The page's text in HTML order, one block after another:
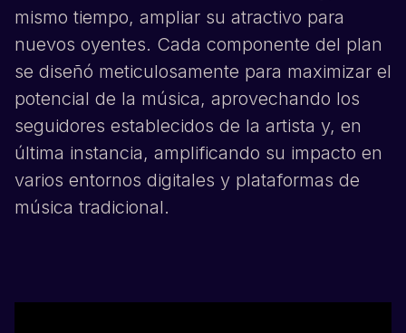
mismo tiempo, ampliar su atractivo para
nuevos oyentes. Cada componente del plan
se diseñó meticulosamente para maximizar el
potencial de la música, aprovechando los
seguidores establecidos de la artista y, en
última instancia, amplificando su impacto en
varios entornos digitales y plataformas de
música tradicional.